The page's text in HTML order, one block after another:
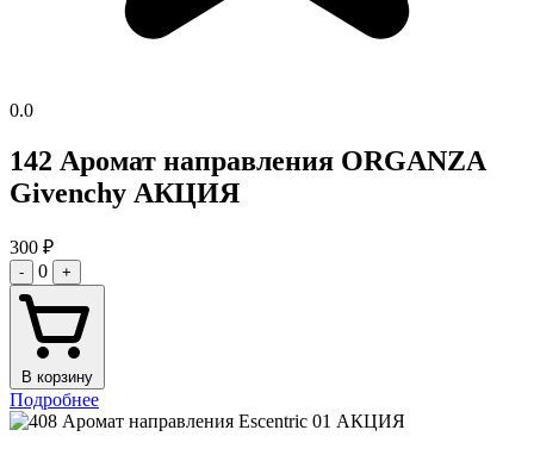
0.0
142 Аромат направления ORGANZA
Givenchy АКЦИЯ
300 ₽
- 0 +
В корзину
Подробнее